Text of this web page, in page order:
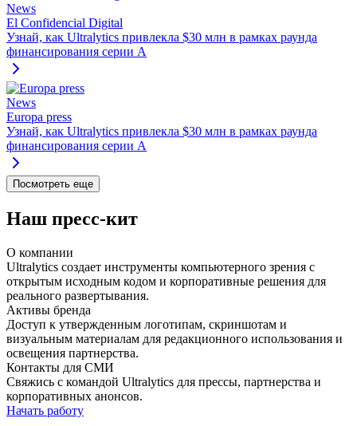
News
El Confidencial Digital
Узнай, как Ultralytics привлекла $30 млн в рамках раунда
финансирования серии A
News
Europa press
Узнай, как Ultralytics привлекла $30 млн в рамках раунда
финансирования серии A
Посмотреть еще
Наш пресс-кит
О компании
Ultralytics создает инструменты компьютерного зрения с
открытым исходным кодом и корпоративные решения для
реального развертывания.
Активы бренда
Доступ к утвержденным логотипам, скриншотам и
визуальным материалам для редакционного использования и
освещения партнерства.
Контакты для СМИ
Свяжись с командой Ultralytics для прессы, партнерства и
корпоративных анонсов.
Начать работу